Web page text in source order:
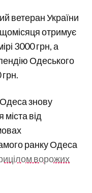
ветеран України
отримує
3000 грн, а
Одеського
грн.
Одеса знову
від
ранку Одеса
ворожих